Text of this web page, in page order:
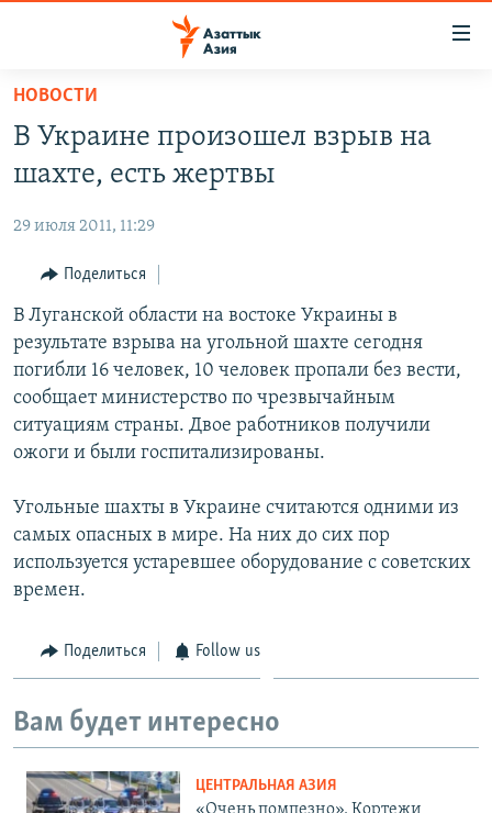
Вернуться
основному
содержанию
навигации
Вернутся
поиску
КАЗАХСТАН
УЗБЕКИСТАН
ТАДЖИКИСТАН
НОВОСТИ
НА ДРУГИХ ЯЗЫКАХ
ҚАЗАҚША
КЫРГЫЗЧА
ЎЗБЕКЧА
ТОҶИКӢ
TÜRKMENÇE
Все сайты РСЕ/РС
НОВОСТИ
В Украине произошел взрыв на
шахте, есть жертвы
29 июля 2011, 11:29
Поделиться
В Луганской области на востоке Украины в
результате взрыва на угольной шахте сегодня
погибли 16 человек, 10 человек пропали без вести,
сообщает министерство по чрезвычайным
ситуациям страны. Двое работников получили
ожоги и были госпитализированы.
Угольные шахты в Украине считаются одними из
самых опасных в мире. На них до сих пор
используется устаревшее оборудование с советских
времен.
Поделиться Follow us
Вам будет интересно
ЦЕНТРАЛЬНАЯ АЗИЯ